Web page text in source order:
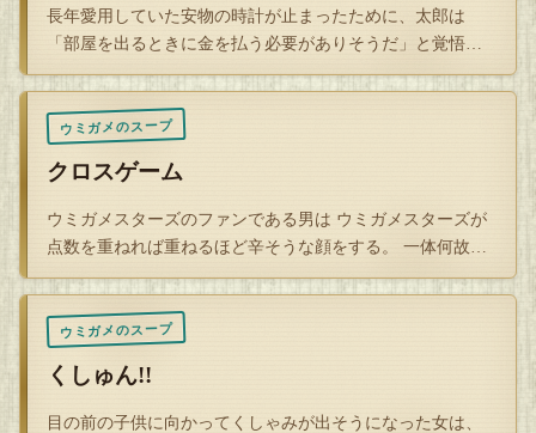
帰ってしまった。
しかし翌日、新聞の一面に踊っていたのは
「イトーヨーカメー本店にてエレベーター閉じ込め事故発
生」
という記事。
それは紛れも無く、男が重量オーバーで乗れなかった、あの
エレベーターだった。
「ダンベルを買っていなければ、重量オーバーになっていな
かった可能性がある…？もし普通に乗れていたら…もしかす
ると…」
男は戦慄すると共に、ダンベルを買った事に喜んだのだっ
た。
この後男はダンベルに感謝しきちんと筋トレを始めるのだ
長年愛用していた安物の時計が止まったために、太郎は
「部屋を出るときに金を払う必要がありそうだ」と覚悟す
ることとなった。 …
ウミガメのスープ
クロスゲーム
ウミガメスターズのファンである男は ウミガメスターズが
点数を重ねれば重ねるほど辛そうな顔をする。 一体何故だ
ろうか？
ウミガメのスープ
くしゅん!!
目の前の子供に向かってくしゃみが出そうになった女は、